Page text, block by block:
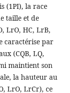
(1PI), la race
taille et de
LrO, HC, LrB,
caractérise par
(CQB, LQ,
maintient son
la hauteur au
LrO, LrCr), ce